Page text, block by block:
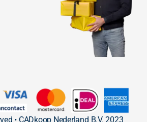
• CADkoop Nederland B.V. 2023